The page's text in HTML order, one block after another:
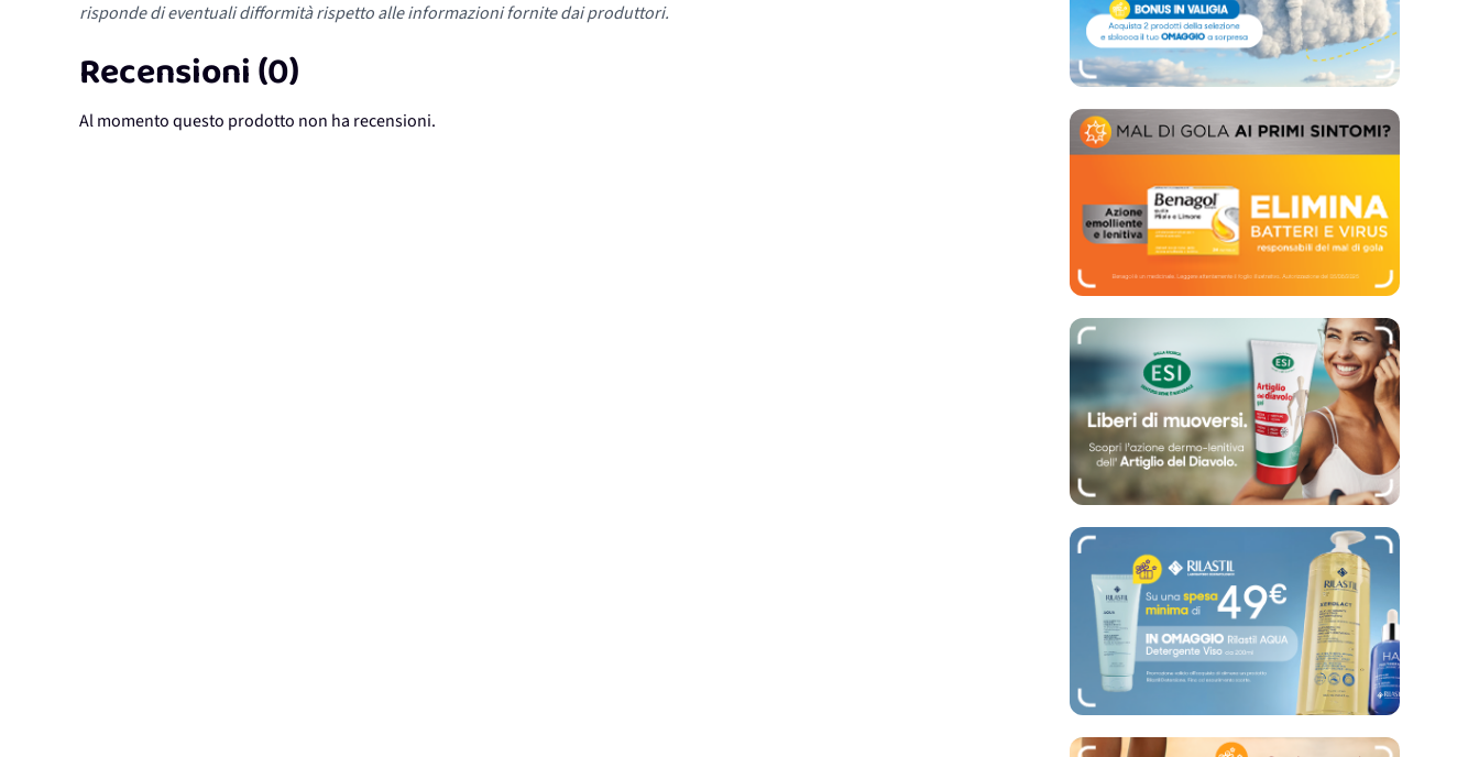
risponde di eventuali difformità rispetto alle informazioni fornite dai produttori.
Recensioni (0)
Al momento questo prodotto non ha recensioni.